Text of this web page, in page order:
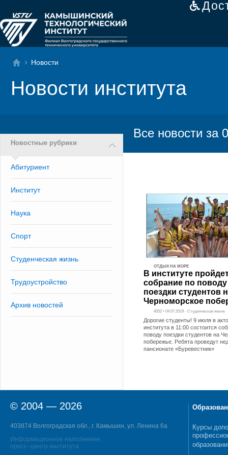
Новости
Новости института
Новостные рубрики
Абитуриент
Институт
Наука
Спорт
Студенческая жизнь
Трудоустройство
Архив новостей
Все новости за
ОТДЫХ НА МОРЕ
В институте
собрание по поводу
поездки студентов
Черноморское
4052 • 04.07.2019 - Студенческая жизнь
Дорогие студенты! 9 июля в
института в 11:00 состоится
поводу поездки студентов на
побережье. Ребята проведут
пансионате «Буревестник»
© 2004 — 2026
403874 Волгоградская обл., г. Камышин, ул. Ленина 6а
Информационное наполнение:
пресс–центр института
Курсы